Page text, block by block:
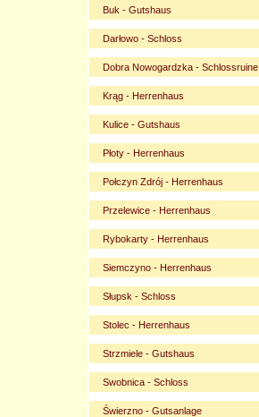
Buk - Gutshaus
Darłowo - Schloss
Dobra Nowogardzka - Schlossruine
Krąg - Herrenhaus
Kulice - Gutshaus
Płoty - Herrenhaus
Połczyn Zdrój - Herrenhaus
Przelewice - Herrenhaus
Rybokarty - Herrenhaus
Siemczyno - Herrenhaus
Słupsk - Schloss
Stolec - Herrenhaus
Strzmiele - Gutshaus
Swobnica - Schloss
Świerzno - Gutsanlage